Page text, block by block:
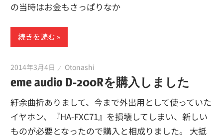
の当時はお金もさっぱりなか
続きを読む
2014年3月4日 Otonashi
eme audio D-200Rを購入しました
紆余曲折ありまして、今まで外出用として使っていた
イヤホン、『HA-FXC71』を損壊してしまい、新しい
ものが必要となったので購入と相成りました。 大抵